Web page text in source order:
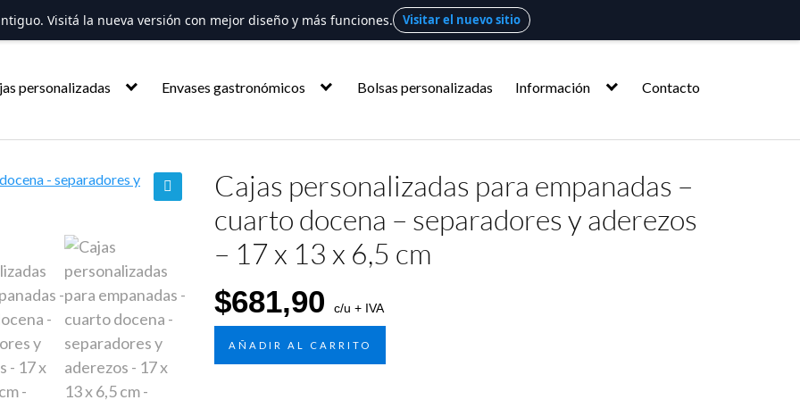
personalizadas Envases gastronómicos Bolsas personalizadas Información Contacto
Cajas personalizadas para empanadas –
cuarto docena – separadores y aderezos
– 17 x 13 x 6,5 cm
$681,90 c/u + IVA
AÑADIR AL CARRITO
Visitá la nueva versión con mejor diseño y más funciones. Visitar el nuevo sitio